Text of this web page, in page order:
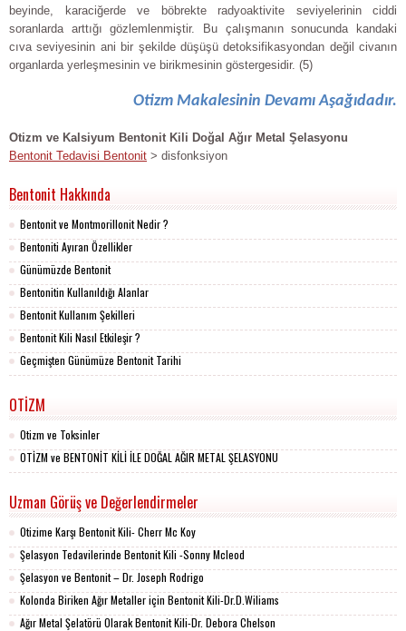
beyinde, karaciğerde ve böbrekte radyoaktivite seviyelerinin ciddi
soranlarda arttığı gözlemlenmiştir. Bu çalışmanın sonucunda kandaki
cıva seviyesinin ani bir şekilde düşüşü detoksifikasyondan değil civanın
organlarda yerleşmesinin ve birikmesinin göstergesidir. (5)
Otizm Makalesinin Devamı Aşağıdadır.
Otizm ve Kalsiyum Bentonit Kili Doğal Ağır Metal Şelasyonu
Bentonit Tedavisi Bentonit > disfonksiyon
Bentonit Hakkında
Bentonit ve Montmorillonit Nedir ?
Bentoniti Ayıran Özellikler
Günümüzde Bentonit
Bentonitin Kullanıldığı Alanlar
Bentonit Kullanım Şekilleri
Bentonit Kili Nasıl Etkileşir ?
Geçmişten Günümüze Bentonit Tarihi
OTİZM
Otizm ve Toksinler
OTİZM ve BENTONİT KİLİ İLE DOĞAL AĞIR METAL ŞELASYONU
Uzman Görüş ve Değerlendirmeler
Otizime Karşı Bentonit Kili- Cherr Mc Koy
Şelasyon Tedavilerinde Bentonit Kili -Sonny Mcleod
Şelasyon ve Bentonit – Dr. Joseph Rodrigo
Kolonda Biriken Ağır Metaller için Bentonit Kili-Dr.D.Wiliams
Ağır Metal Şelatörü Olarak Bentonit Kili-Dr. Debora Chelson